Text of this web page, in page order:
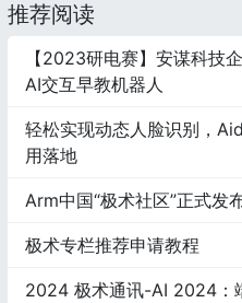
推荐阅读
【2023研电赛】安谋科技
AI交互早教机器人
轻松实现动态人脸识别，
用落地
Arm中国“极术社区”正式发
极术专栏推荐申请教程
2024 极术通讯-AI 2024：